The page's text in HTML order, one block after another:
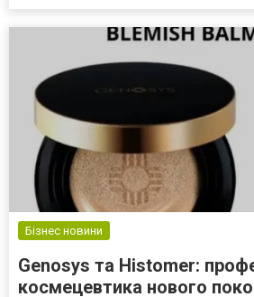
ухаживают за д...
Бізнес новини
Genosys та Histomer:
космецевтика нового